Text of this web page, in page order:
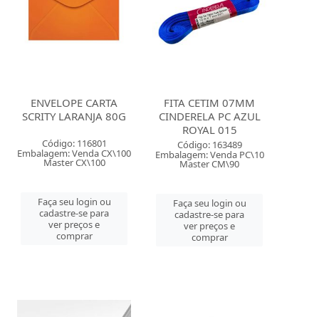
ENVELOPE CARTA
SCRITY LARANJA 80G
Código: 116801
Embalagem: Venda CX\100
Master CX\100
Faça seu login ou
cadastre-se para
ver preços e
comprar
FITA CETIM 07MM
CINDERELA PC AZUL
ROYAL 015
Código: 163489
Embalagem: Venda PC\10
Master CM\90
Faça seu login ou
cadastre-se para
ver preços e
comprar